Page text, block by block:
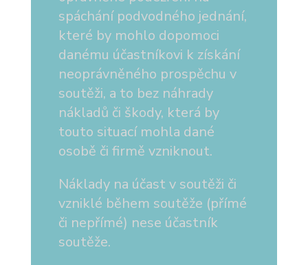
spáchání podvodného jednání,
které by mohlo dopomoci
danému účastníkovi k získání
neoprávněného prospěchu v
soutěži, a to bez náhrady
nákladů či škody, která by
touto situací mohla dané
osobě či firmě vzniknout.
Náklady na účast v soutěži či
vzniklé během soutěže (přímé
či nepřímé) nese účastník
soutěže.